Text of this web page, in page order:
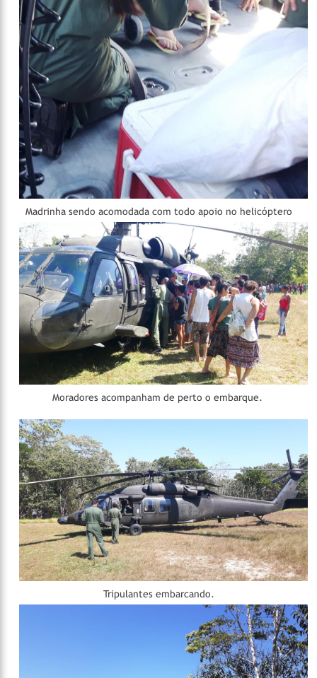
Madrinha sendo acomodada com todo apoio no helicóptero
Moradores acompanham de perto o embarque.
Tripulantes embarcando.